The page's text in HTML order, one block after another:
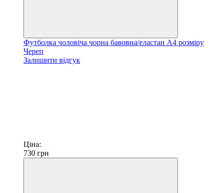
Футболка чоловіча чорна бавовна/еластан А4 розміру
Череп
Залишити відгук
Ціна:
730 грн